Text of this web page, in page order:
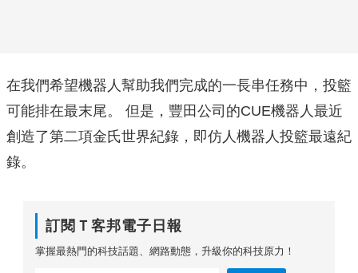
在我們希望機器人幫助我們完成的一長串任務中，投籃
可能排在最末尾。 但是，豐田公司的CUE機器人最近
創造了第二項金氏世界紀錄，即仿人機器人投籃最遠紀
錄。
訂閱Ｔ客邦電子日報
掌握最熱門的科技話題、網路動態，升級你的科技原力！